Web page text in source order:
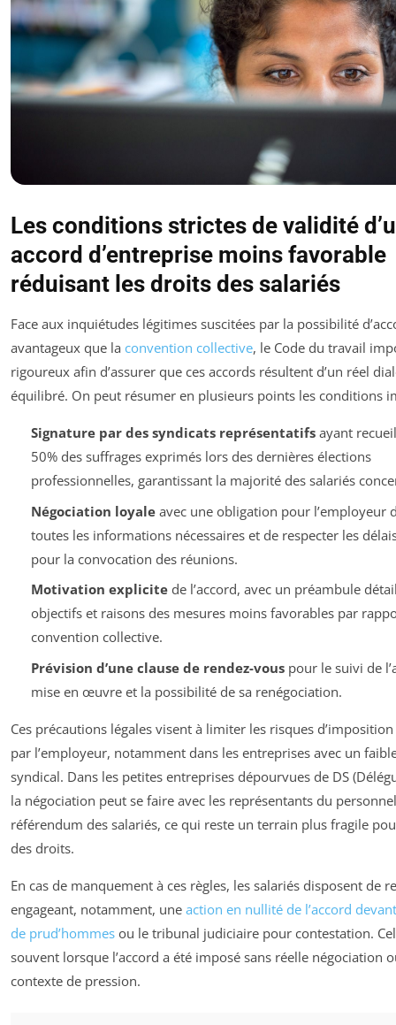
Les conditions strictes de validité
accord d’entreprise moins favorable
réduisant les droits des salariés
Face aux inquiétudes légitimes suscitées par la possibilité
avantageux que la convention collective, le Code du travail
rigoureux afin d’assurer que ces accords résultent d’un réel
équilibré. On peut résumer en plusieurs points les conditions
Signature par des syndicats représentatifsayant
50% des suffrages exprimés lors des dernières élections
professionnelles, garantissant la majorité des salariés
Négociation loyaleavec une obligation pour l’employeur
toutes les informations nécessaires et de respecter les
pour la convocation des réunions.
Motivation explicitede l’accord, avec un préambule
objectifs et raisons des mesures moins favorables par
convention collective.
Prévision d’une clause de rendez-vouspour le suivi de
mise en œuvre et la possibilité de sa renégociation.
Ces précautions légales visent à limiter les risques
par l’employeur, notamment dans les entreprises avec un
syndical. Dans les petites entreprises dépourvues de DS
la négociation peut se faire avec les représentants du
référendum des salariés, ce qui reste un terrain plus fragile
des droits.
En cas de manquement à ces règles, les salariés disposent de
engageant, notamment, une action en nullité de l’accord
de prud’hommes ou le tribunal judiciaire pour contestation.
souvent lorsque l’accord a été imposé sans réelle négociation
contexte de pression.